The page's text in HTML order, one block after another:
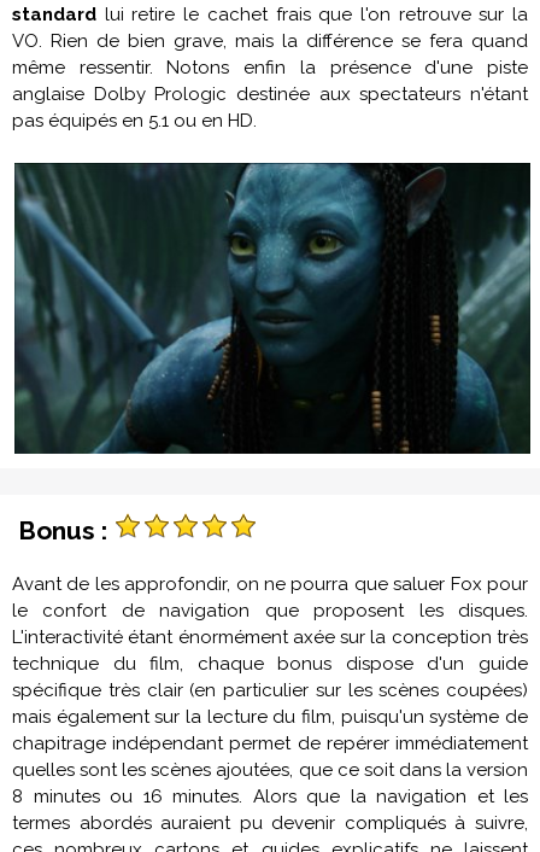
standard lui retire le cachet frais que l'on retrouve sur la
VO. Rien de bien grave, mais la différence se fera quand
même ressentir. Notons enfin la présence d'une piste
anglaise Dolby Prologic destinée aux spectateurs n'étant
pas équipés en 5.1 ou en HD.
Bonus :
Avant de les approfondir, on ne pourra que saluer Fox pour
le confort de navigation que proposent les disques.
L'interactivité étant énormément axée sur la conception très
technique du film, chaque bonus dispose d'un guide
spécifique très clair (en particulier sur les scènes coupées)
mais également sur la lecture du film, puisqu'un système de
chapitrage indépendant permet de repérer immédiatement
quelles sont les scènes ajoutées, que ce soit dans la version
8 minutes ou 16 minutes. Alors que la navigation et les
termes abordés auraient pu devenir compliqués à suivre,